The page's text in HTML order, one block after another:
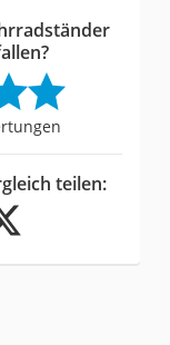
teilen: